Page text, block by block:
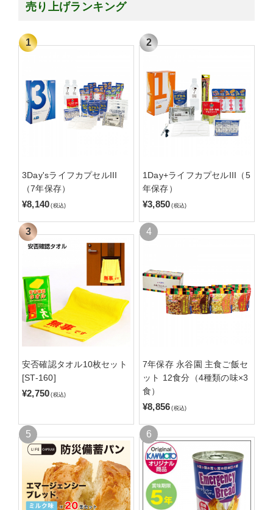
売り上げランキング
3Day'sライフカプセルIII
（7年保存）
¥8,140 (税込)
1Day+ライフカプセルIII（5
年保存）
¥3,850 (税込)
安否確認タオル10枚セット
[ST-160]
¥2,750 (税込)
7年保存 永谷園 主食ご飯セ
ット 12食分（4種類の味×3
食）
¥8,856 (税込)